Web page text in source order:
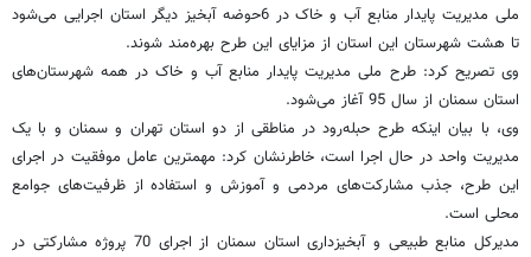
ملی مدیریت پایدار منابع آب و خاک در 6حوضه آبخیز دیگر استان اجرایی می‌شود
تا هشت شهرستان این استان از مزایای این طرح بهره‌مند شوند.
وی تصریح کرد: طرح ملی مدیریت پایدار منابع آب و خاک در همه شهرستان‌های
استان سمنان از سال 95 آغاز می‌شود.
وی، با بیان اینکه طرح حبله‌رود در مناطقی از دو استان تهران و سمنان و با یک
مدیریت واحد در حال اجرا است، خاطرنشان کرد: مهمترین عامل موفقیت در اجرای
این طرح، جذب مشارکت‌های مردمی و آموزش و استفاده از ظرفیت‌های جوامع
محلی است.
مدیرکل منابع طبیعی و آبخیزداری استان سمنان از اجرای 70 پروژه مشارکتی در